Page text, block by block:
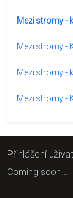
Mezi stromy -
Mezi stromy -
Mezi stromy -
Mezi stromy -
Přihlášení
Coming soon...